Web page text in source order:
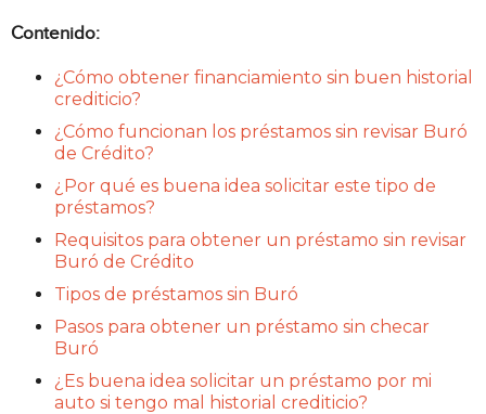
Contenido:
¿Cómo obtener financiamiento sin buen historial
crediticio?
¿Cómo funcionan los préstamos sin revisar Buró
de Crédito?
¿Por qué es buena idea solicitar este tipo de
préstamos?
Requisitos para obtener un préstamo sin revisar
Buró de Crédito
Tipos de préstamos sin Buró
Pasos para obtener un préstamo sin checar
Buró
¿Es buena idea solicitar un préstamo por mi
auto si tengo mal historial crediticio?